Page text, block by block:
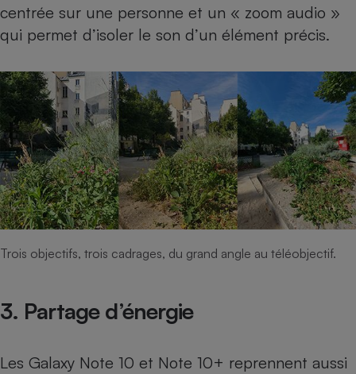
centrée sur une personne et un « zoom audio »
qui permet d’isoler le son d’un élément précis.
Trois objectifs, trois cadrages, du grand angle au téléobjectif.
3. Partage d’énergie
Les Galaxy Note 10 et Note 10+ reprennent aussi